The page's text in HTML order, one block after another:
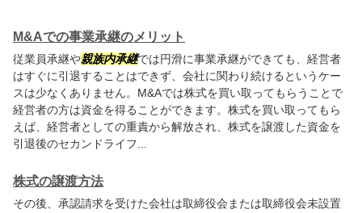
M&Aでの事業承継のメリット
従業員承継や親族内承継では円滑に事業承継ができても、経営者
はすぐに引退することはできず、会社に関わり続けるというケー
スは少なくありません。M&Aでは株式を買い取ってもらうことで
経営者の方は資金を得ることができます。株式を買い取ってもら
えば、経営者としての重責から解放され、株式を譲渡した資金を
引退後のセカンドライフ...
株式の譲渡方法
その後、承認請求を受けた会社は取締役会または取締役会未設置